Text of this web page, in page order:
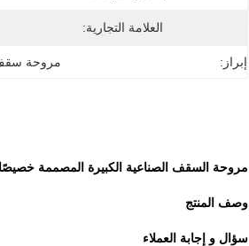
العلامة التجارية:
إبراز: مروحة سقف
مروحة السقف الصناعية الكبيرة المصممة خصيصًا
وصف المنتج
سؤال و إجابة العملاء